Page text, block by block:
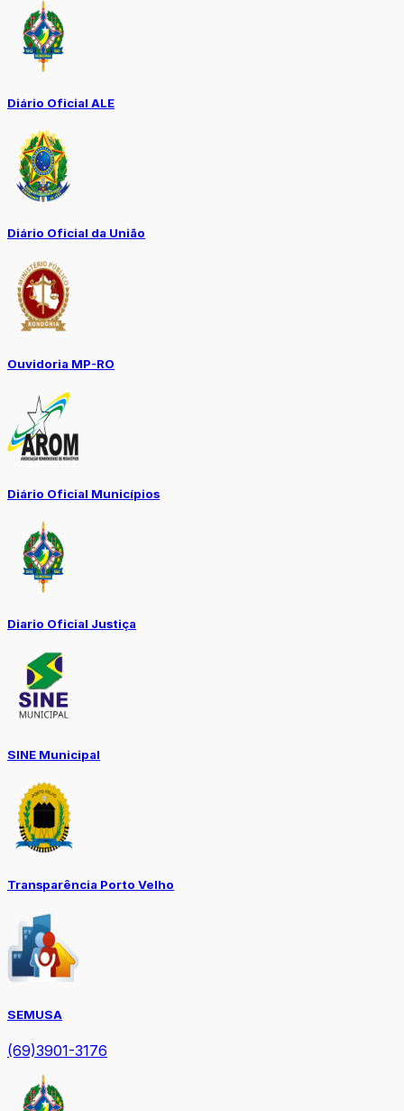
Diário Oficial ALE
Diário Oficial da União
Ouvidoria MP-RO
Diário Oficial Municípios
Diario Oficial Justiça
SINE Municipal
Transparência Porto Velho
SEMUSA
(69)3901-3176